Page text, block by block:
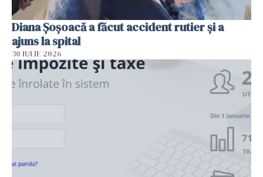
Diana Șoșoacă a făcut accident rutier și a
ajuns la spital
30 IULIE 2026